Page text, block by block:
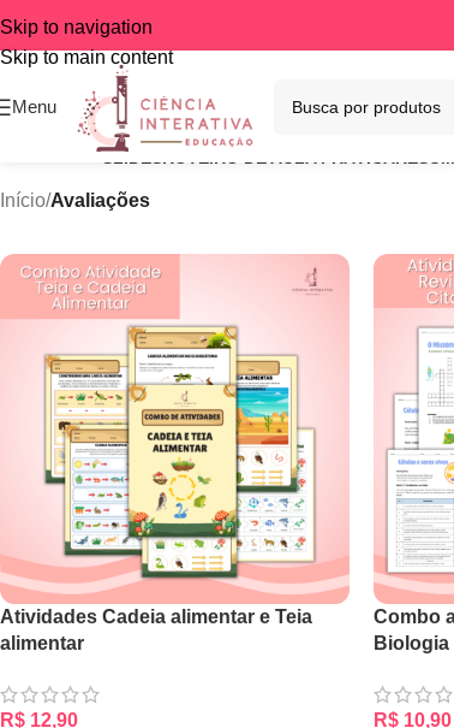
Skip to navigation
Skip to main content
Menu
SLIDES
Início/Avaliações
Atividades Cadeia alimentar e Teia
alimentar
R$ 12,90
Combo
Biologia
R$10,90